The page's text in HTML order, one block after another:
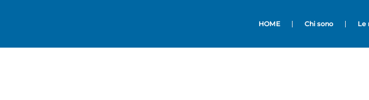
HOME Chi sono Le